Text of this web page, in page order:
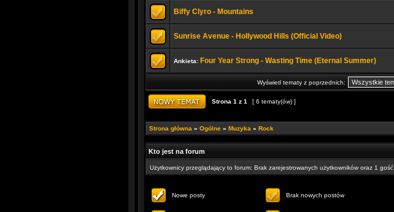
Biffy Clyro - Mountains
Sunrise Avenue - Hollywood Hills (Official Video)
Ankieta: Four Year Strong - Wasting Time (Eternal Summer)
Wyświetl tematy z poprzednich:
Strona 1 z 1 [ 6 tematy(ów) ]
Strona główna » Ogólne » Muzyka » Rock
Kto jest na forum
Użytkownicy przeglądający to forum: Brak zarejestrowanych użytkowników oraz 1 gość
Nowe posty Brak nowych postów